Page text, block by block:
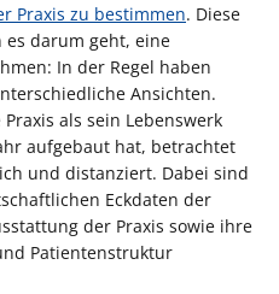
Praxis zu bestimmen. Diese
darum geht, eine
In der Regel haben
Ansichten.
als sein Lebenswerk
aufgebaut hat, betrachtet
und distanziert. Dabei sind
Eckdaten der
der Praxis sowie ihre
Patientenstruktur